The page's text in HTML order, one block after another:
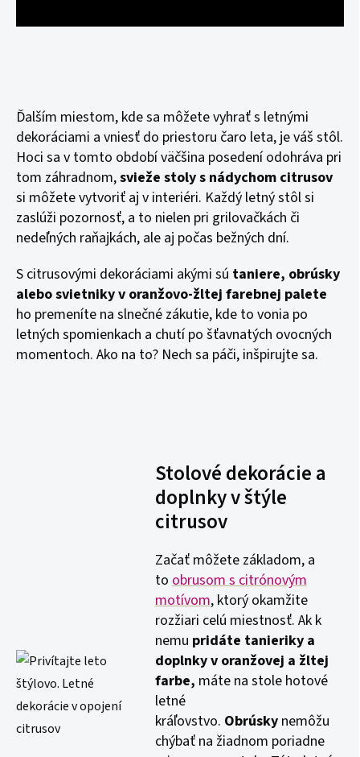
Ďalším miestom, kde sa môžete vyhrať s letnými
dekoráciami a vniesť do priestoru čaro leta, je váš stôl.
Hoci sa v tomto období väčšina posedení odohráva pri
tom záhradnom,svieže stoly s nádychom citrusov
si môžete vytvoriť aj v interiéri. Každý letný stôl si
zaslúži pozornosť, a to nielen pri grilovačkách či
nedeľných raňajkách, ale aj počas bežných dní.
S citrusovými dekoráciami akými sú taniere, obrúsky
alebo svietniky v oranžovo-žltej farebnej palete
ho premeníte na slnečné zákutie, kde to vonia po
letných spomienkach a chutí po šťavnatých ovocných
momentoch. Ako na to? Nech sa páči, inšpirujte sa.
Stolové dekorácie a
doplnky v štýle
citrusov
Začať môžete základom, a
to obrusom s citrónovým
motívom, ktorý okamžite
rozžiari celú miestnosť. Ak k
nemu pridáte tanieriky a
doplnky v oranžovej a žltej
farbe, máte na stole hotové
letné
kráľovstvo. Obrúskynemôžu
chýbať na žiadnom poriadne